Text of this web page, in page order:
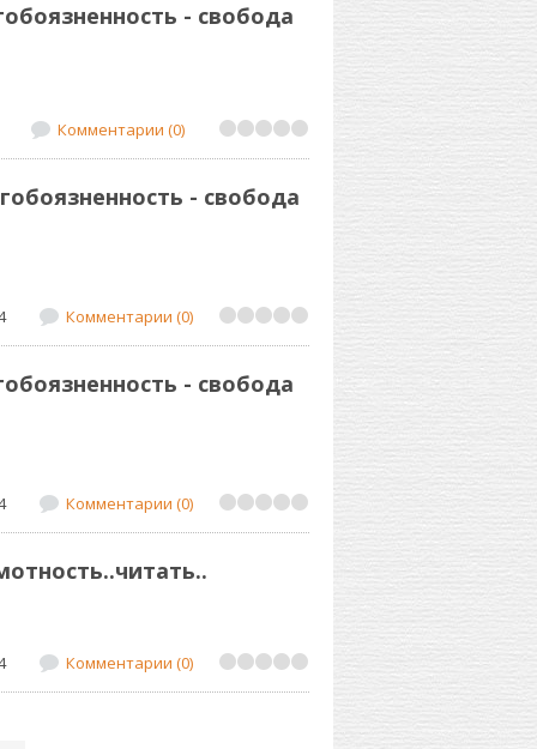
- свобода
Комментарии (0)
- свобода
Комментарии (0)
- свобода
Комментарии (0)
Комментарии (0)